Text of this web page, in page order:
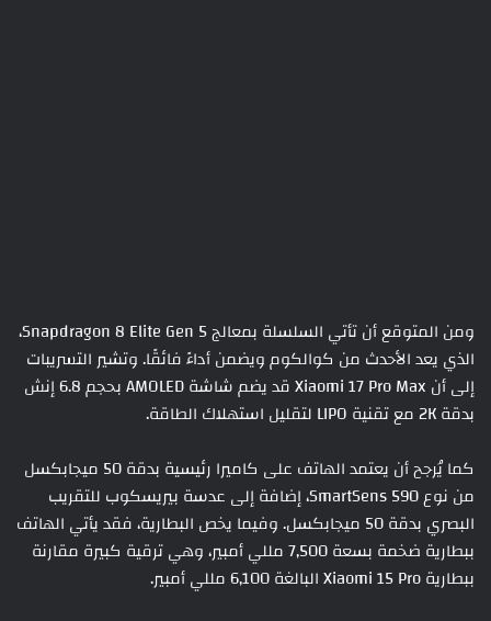
ومن المتوقع أن تأتي السلسلة بمعالج Snapdragon 8 Elite Gen 5،
الذي يعد الأحدث من كوالكوم ويضمن أداءً فائقًا. وتشير التسريبات
إلى أن Xiaomi 17 Pro Max قد يضم شاشة AMOLED بحجم 6.8 إنش
بدقة 2K مع تقنية LIPO لتقليل استهلاك الطاقة.
كما يُرجح أن يعتمد الهاتف على كاميرا رئيسية بدقة 50 ميجابكسل
من نوع SmartSens 590، إضافة إلى عدسة بيريسكوب للتقريب
البصري بدقة 50 ميجابكسل. وفيما يخص البطارية، فقد يأتي الهاتف
ببطارية ضخمة بسعة 7,500 مللي أمبير، وهي ترقية كبيرة مقارنة
ببطارية Xiaomi 15 Pro البالغة 6,100 مللي أمبير.